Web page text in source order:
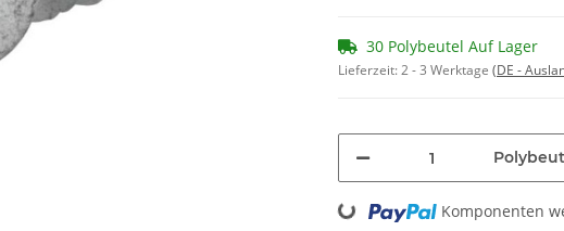
30 Polybeutel Auf Lager
Lieferzeit:2 - 3 Werktage (DE -
Loading... Komponenten